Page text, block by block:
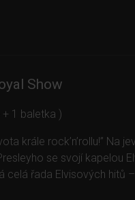
Show
1 baletka )
krále rock’n’rollu!” Na
se svojí kapelou
řada Elvisových hitů